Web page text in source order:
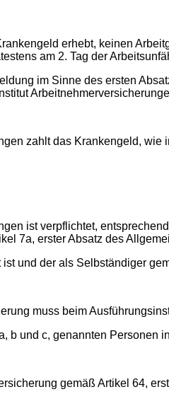
erhebt, keinen
am 2. Tag der
im Sinne des ersten
das Krankengeld, wie
verpflichtet, entsprechend
7a, erster Absatz des
der als Selbständiger
muss beim
c, genannten Personen
gemäß Artikel 64,